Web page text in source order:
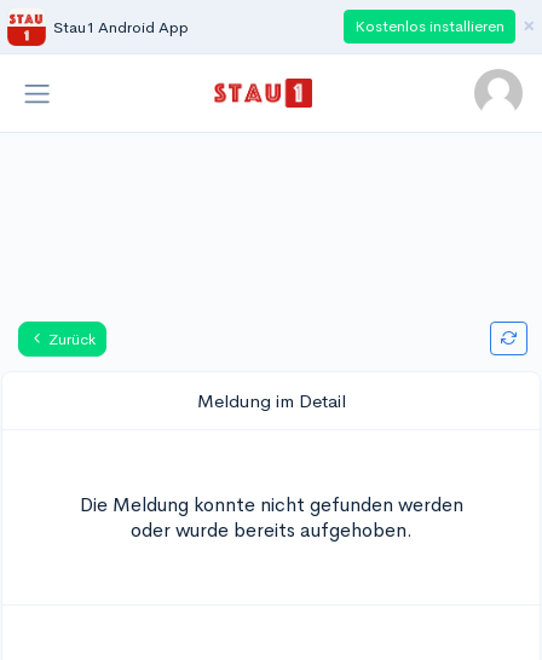
Stau1 Android App Kostenlos installieren ×
Zurück
Meldung im Detail
Die Meldung konnte nicht gefunden werden
oder wurde bereits aufgehoben.